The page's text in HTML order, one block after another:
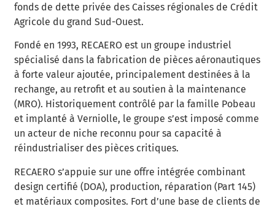
fonds de dette privée des Caisses régionales de Crédit
Agricole du grand Sud-Ouest.
Fondé en 1993, RECAERO est un groupe industriel
spécialisé dans la fabrication de pièces aéronautiques
à forte valeur ajoutée, principalement destinées à la
rechange, au retrofit et au soutien à la maintenance
(MRO). Historiquement contrôlé par la famille Pobeau
et implanté à Verniolle, le groupe s’est imposé comme
un acteur de niche reconnu pour sa capacité à
réindustrialiser des pièces critiques.
RECAERO s’appuie sur une offre intégrée combinant
design certifié (DOA), production, réparation (Part 145)
et matériaux composites. Fort d’une base de clients de